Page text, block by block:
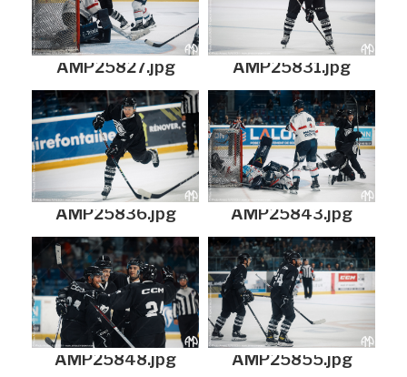
AMP25827.jpg AMP25831.jpg
AMP25836.jpg AMP25843.jpg
AMP25848.jpg AMP25855.jpg